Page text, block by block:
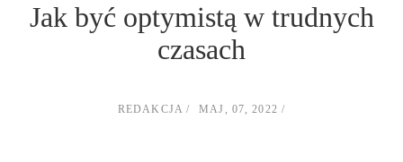
Jak być optymistą w trudnych
czasach
REDAKCJA MAJ, 07, 2022